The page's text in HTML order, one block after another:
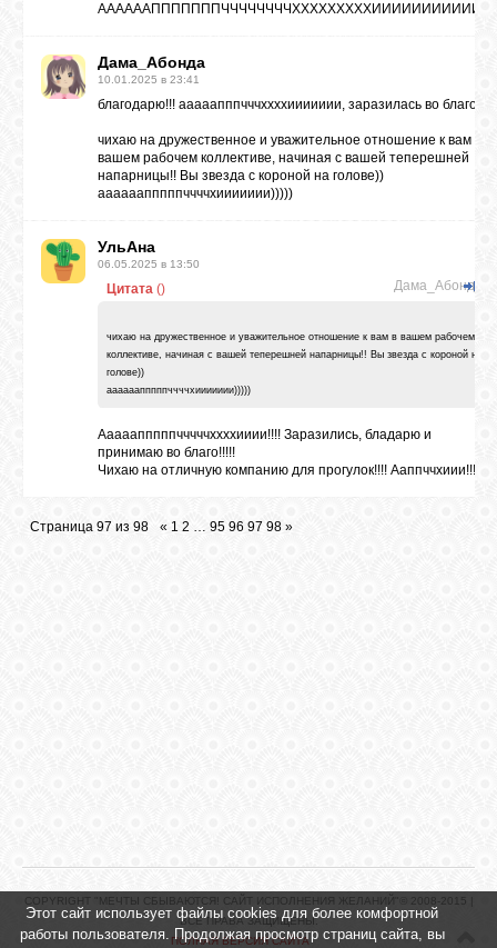
ААААААПППППППЧЧЧЧЧЧЧЧХХХХХХХХХИИИИИИИИИИИИ
Дама_Абонда
10.01.2025 в 23:41
благодарю!!! ааааапппчччххххиииииии, заразилась во благо!!!!
чихаю на дружественное и уважительное отношение к вам в
вашем рабочем коллективе, начиная с вашей теперешней
напарницы!! Вы звезда с короной на голове))
аааааапппппччччхиииииии)))))
УльАна
06.05.2025 в 13:50
Цитата Дама_Абонда
()
чихаю на дружественное и уважительное отношение к вам в вашем рабочем
коллективе, начиная с вашей теперешней напарницы!! Вы звезда с короной на
голове))
аааааапппппччччхиииииии)))))
Ааааапппппчччччххххииии!!!! Заразились, бладарю и
принимаю во благо!!!!!
Чихаю на отличную компанию для прогулок!!!! Ааппччхиии!!!!
Страница 97 из 98 « 1 2 … 95 96 97 98 »
COPYRIGHT "МЕЧТЫ СБЫВАЮТСЯ! САЙТ ИСПОЛНЕНИЯ ЖЕЛАНИЙ"© 2008-2015 |
ВСЕ ПРАВА ЗАЩИЩЕНЫ.
ПОЛНАЯ ВЕРСИЯ САЙТА
Этот сайт использует файлы cookies для более комфортной
работы пользователя. Продолжая просмотр страниц сайта, вы